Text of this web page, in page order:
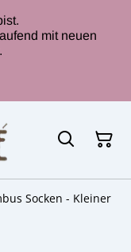
mit neuen
Socken - Kleiner